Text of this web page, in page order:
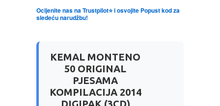
NAUKA
POPULARNA PSIHOLOGIJA
PRIČE
Ocijenite nas na Trustpilot⭐ i osvojite Popust kod za
sledeću narudžbu!
KEMAL MONTENO
50 ORIGINAL
PJESAMA
KOMPILACIJA 2014